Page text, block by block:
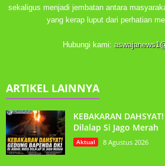
sekaligus menjadi jembatan antara
yang kerap luput dari perhatian
Hubungi kami:
ARTIKEL LAINNYA
KEBAKARAN
Dilalap Si Jago Merah
Aktual 8 Agustus 2026